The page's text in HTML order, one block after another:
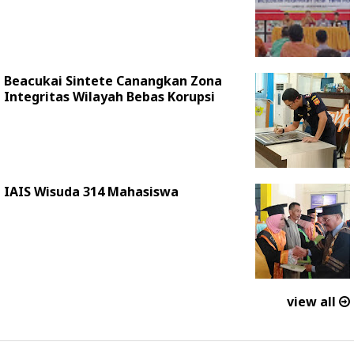
Beacukai Sintete Canangkan Zona
Integritas Wilayah Bebas Korupsi
IAIS Wisuda 314 Mahasiswa
view all